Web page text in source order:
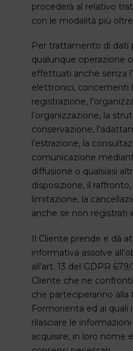
procederà al relativo
con le modalità più
Per trattamento di dati
qualunque operazione
effettuati anche senza
elettronici, concernenti
registrazione,
l’organizzazione, la
conservazione,
l’estrazione, la
comunicazione
diffusione o qualsiasi
disposizione, il
limitazione, la
anche se non registrati
Il Cliente prende e dà
informativa assolve
all’art. 13 del GDPR
Cliente che ne
che parteciperanno alla
Formorienta ed ai quali
rilasciare le
acquisire, in loro nome